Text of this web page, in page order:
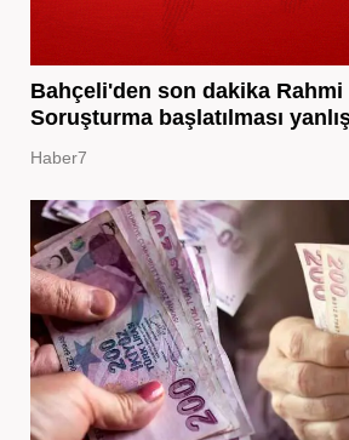
Bahçeli'den son dakika Rahmi
Soruşturma başlatılması
Haber7